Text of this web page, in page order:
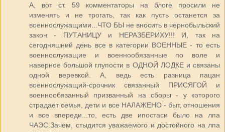
А, вот ст. 59 комментаторы на блоге просили не
изменять и не трогать, так как пусть останется за
военнослужащими...ЧТО БЫ не вносить в чернобыльский
закон - ПУТАНИЦУ и НЕРАЗБЕРИХУ!!! И, так на
сегодняшний день все в категории ВОЕННЫЕ - то есть
военнослужащие и военнообязанные по воле и
наверное большой глупости в ОДНОЙ ЛОДКЕ и связаны
одной веревкой. А, ведь есть разница пацан
военнослужащий-срочник связанный ПРИСЯГОЙ и
военнообязанный призванный на сборы - у которого
страдает семья, дети и все НАЛАЖЕНО - быт, отношения
и все впереди...то, есть две ипостаси было на лпа
ЧАЭС.Зачем, стыдится уважаемого и достойного на лпа